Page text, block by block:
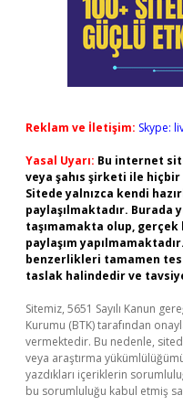
Reklam ve İletişim: Skype:
Yasal Uyarı: Bu internet
veya şahıs şirketi ile
Sitede yalnızca kendi
paylaşılmaktadır.
taşımamakta olup,
paylaşım
benzerlikleri tamamen
taslak halindedir ve
Sitemiz, 5651 Sayılı Kanun
Kurumu (BTK) tarafından
vermektedir. Bu nedenle,
veya araştırma
yazdıkları içeriklerin
bu sorumluluğu kabul etmiş